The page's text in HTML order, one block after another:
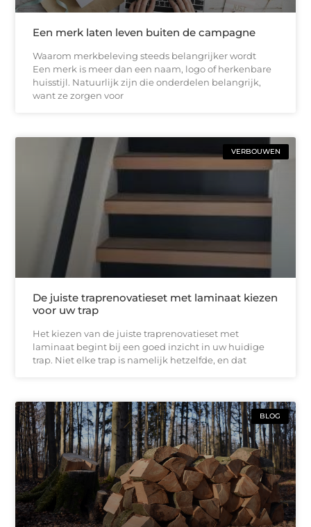
Een merk laten leven buiten de campagne
Waarom merkbeleving steeds belangrijker wordt
Een merk is meer dan een naam, logo of herkenbare
huisstijl. Natuurlijk zijn die onderdelen belangrijk,
want ze zorgen voor
VERBOUWEN
De juiste traprenovatieset met laminaat kiezen
voor uw trap
Het kiezen van de juiste traprenovatieset met
laminaat begint bij een goed inzicht in uw huidige
trap. Niet elke trap is namelijk hetzelfde, en dat
BLOG